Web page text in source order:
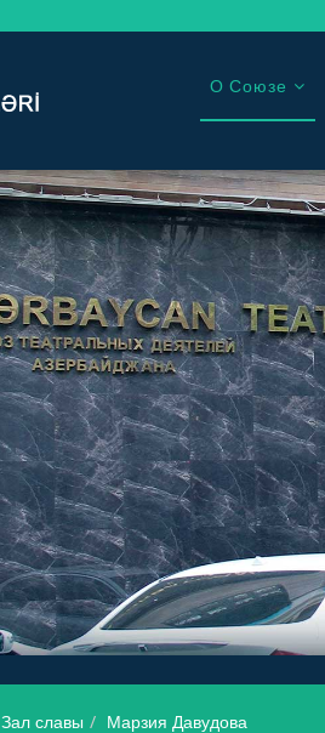
О Союзе
Зал славы Марзия Давудова